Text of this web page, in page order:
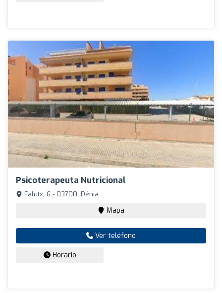
Psicoterapeuta Nutricional
Falutx, 6 - 03700, Dénia
Mapa
Ver teléfono
Horario